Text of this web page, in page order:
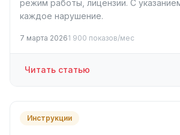
режим работы, лицензии. С
каждое нарушение.
7 марта 20261 900 показов/мес
Читать статью
Инструкции